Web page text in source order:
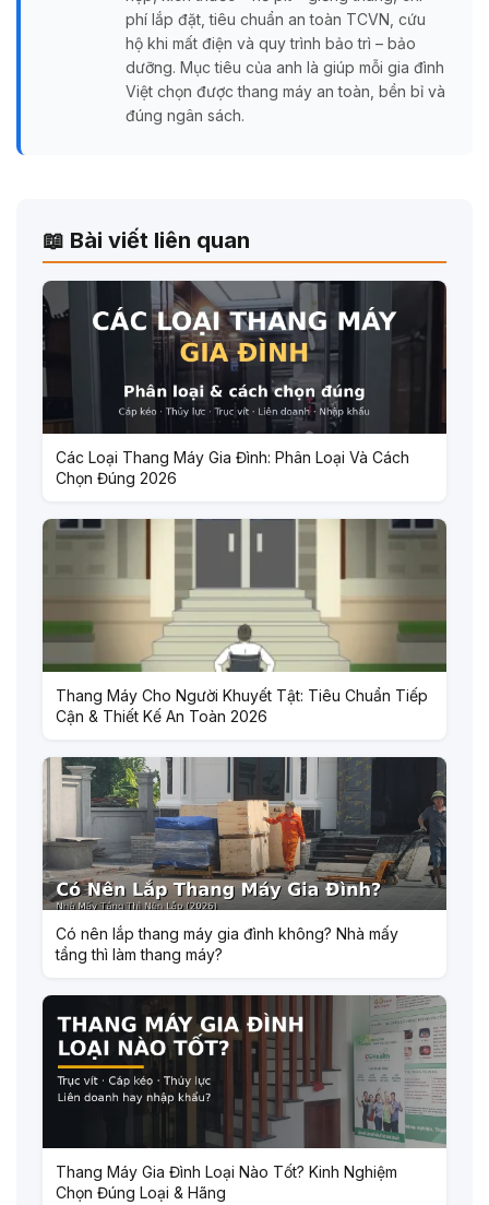
phí lắp đặt, tiêu chuẩn an toàn TCVN, cứu
hộ khi mất điện và quy trình bảo trì – bảo
dưỡng. Mục tiêu của anh là giúp mỗi gia đình
Việt chọn được thang máy an toàn, bền bỉ và
đúng ngân sách.
📖 Bài viết liên quan
Các Loại Thang Máy Gia Đình: Phân Loại Và Cách
Chọn Đúng 2026
Thang Máy Cho Người Khuyết Tật: Tiêu Chuẩn Tiếp
Cận & Thiết Kế An Toàn 2026
Có nên lắp thang máy gia đình không? Nhà mấy
tầng thì làm thang máy?
Thang Máy Gia Đình Loại Nào Tốt? Kinh Nghiệm
Chọn Đúng Loại & Hãng